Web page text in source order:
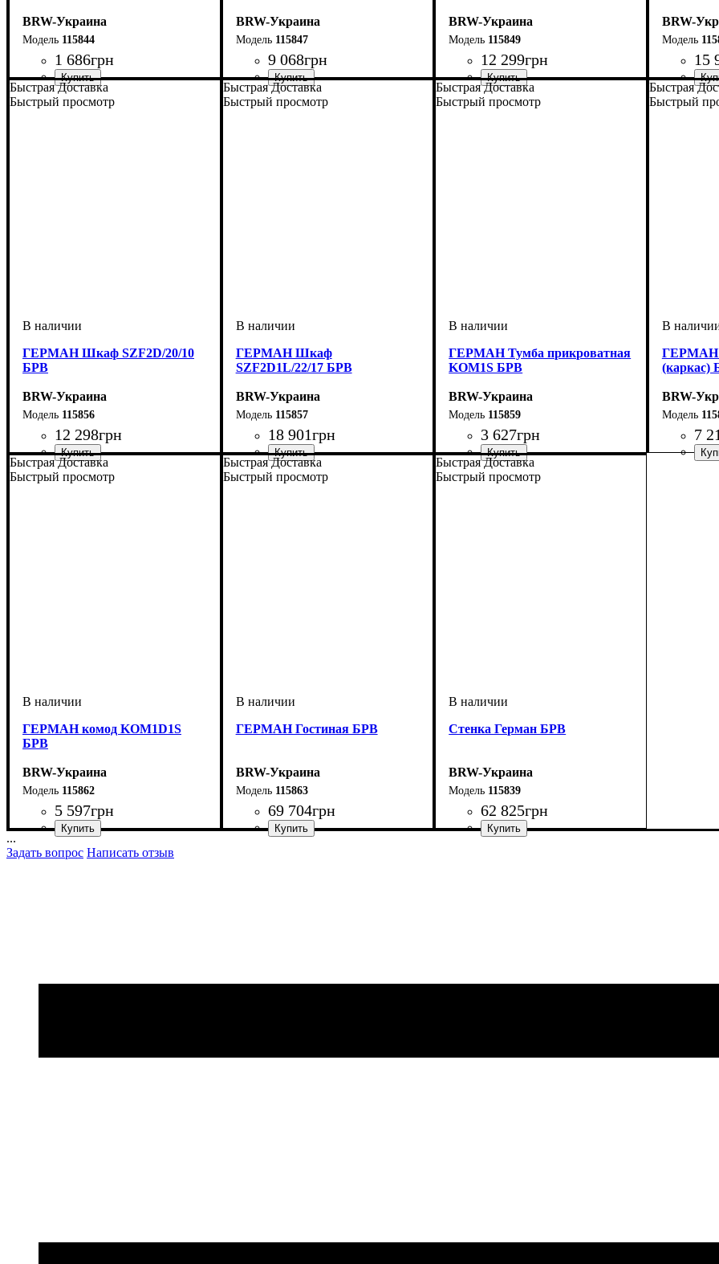
BRW-Украина
115844
1 686грн
ширина, мм: 2000
высота, мм: 250
глубина, мм: 270
BRW-Украина
115847
9 068грн
ширина, мм: 1150
высота, мм: 850
глубина, мм: 450
BRW-Украина
115849
12 299грн
ширина, мм: 2000
высота, мм: 850
глубина, мм: 450
BRW-
15
ширина,
высота,
глубина,
Быстрая Доставка
Быстрый просмотр
ГЕРМАН Шкаф SZF2D/20/10
БРВ
BRW-Украина
115856
12 298грн
ширина, мм: 980
высота, мм: 2010
глубина, мм: 560
Быстрая Доставка
Быстрый просмотр
ГЕРМАН Шкаф
SZF2D1L/22/17 БРВ
BRW-Украина
115857
18 901грн
ширина, мм: 1675
высота, мм: 2200
глубина, мм: 560
Быстрая Доставка
Быстрый просмотр
ГЕРМАН Тумба прикроватная
KOM1S БРВ
BRW-Украина
115859
3 627грн
ширина, мм: 530
высота, мм: 350
глубина, мм: 450
Быстрая
Быстрый
ГЕРМАН
(каркас)
BRW-
7
Быстрая Доставка
Быстрый просмотр
ГЕРМАН комод KOM1D1S
БРВ
BRW-Украина
115862
5 597грн
Быстрая Доставка
Быстрый просмотр
ГЕРМАН Гостиная БРВ
BRW-Украина
115863
69 704грн
Быстрая Доставка
Быстрый просмотр
Стенка Герман БРВ
BRW-Украина
115839
62 825грн
...
Задать вопрос Написать отзыв